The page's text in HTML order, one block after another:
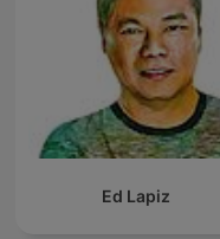
Ed Lapiz